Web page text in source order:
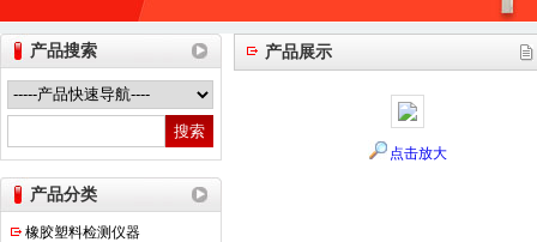
山东德瑞克仪器股份有限公司
产品搜索
产品分类
橡胶塑料检测仪器
产品展示
点击放大